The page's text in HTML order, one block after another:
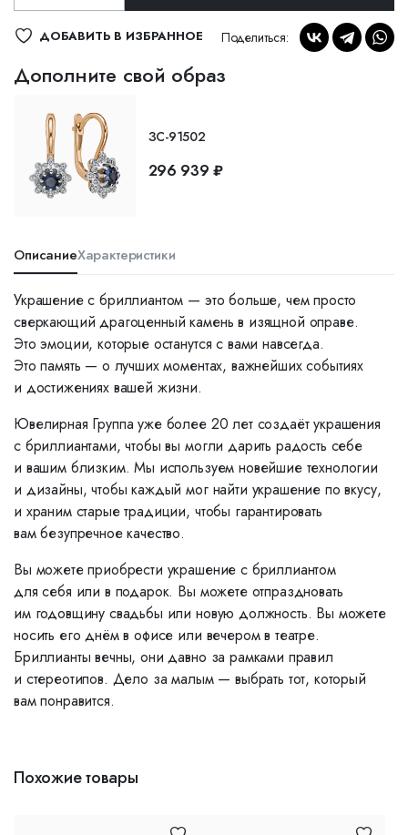
ДОБАВИТЬ В ИЗБРАННОЕ Поделиться:
Дополните свой образ
ЗС-91502
296 939 ₽
ОписаниеХарактеристики
Украшение с бриллиантом — это больше, чем просто
сверкающий драгоценный камень в изящной оправе.
Это эмоции, которые останутся с вами навсегда.
Это память — о лучших моментах, важнейших событиях
и достижениях вашей жизни.
Ювелирная Группа уже более 20 лет создаёт украшения
с бриллиантами, чтобы вы могли дарить радость себе
и вашим близким. Мы используем новейшие технологии
и дизайны, чтобы каждый мог найти украшение по вкусу,
и храним старые традиции, чтобы гарантировать
вам безупречное качество.
Вы можете приобрести украшение с бриллиантом
для себя или в подарок. Вы можете отпраздновать
им годовщину свадьбы или новую должность. Вы можете
носить его днём в офисе или вечером в театре.
Бриллианты вечны, они давно за рамками правил
и стереотипов. Дело за малым — выбрать тот, который
вам понравится.
Похожие товары